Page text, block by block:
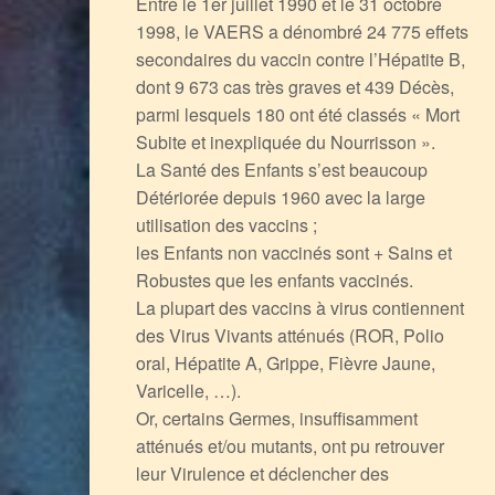
1998, le VAERS a dénombré 24 775 effets
secondaires du vaccin contre l’Hépatite B,
dont 9 673 cas très graves et 439 Décès,
parmi lesquels 180 ont été classés « Mort
Subite et inexpliquée du Nourrisson ».
La Santé des Enfants s’est beaucoup
Détériorée depuis 1960 avec la large
utilisation des vaccins ;
les Enfants non vaccinés sont + Sains et
Robustes que les enfants vaccinés.
La plupart des vaccins à virus contiennent
des Virus Vivants atténués (ROR, Polio
oral, Hépatite A, Grippe, Fièvre Jaune,
Varicelle, …).
Or, certains Germes, insuffisamment
atténués et/ou mutants, ont pu retrouver
leur Virulence et déclencher des